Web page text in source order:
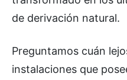
de derivación natural.
Preguntamos cuán
instalaciones que